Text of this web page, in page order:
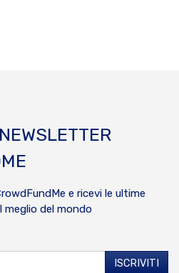
e ricevi le ultime
meglio del mondo